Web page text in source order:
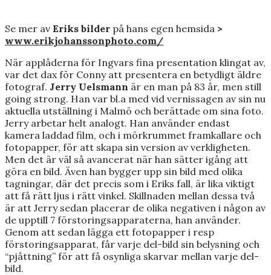
Se mer av Eriks bilder på hans egen hemsida >
www.erikjohanssonphoto.com/
När applåderna för Ingvars fina presentation klingat av,
var det dax för Conny att presentera en betydligt äldre
fotograf. Jerry Uelsmann är en man på 83 år, men still
going strong. Han var bl.a med vid vernissagen av sin nu
aktuella utställning i Malmö och berättade om sina foto.
Jerry arbetar helt analogt. Han använder endast
kamera laddad film, och i mörkrummet framkallare och
fotopapper, för att skapa sin version av verkligheten.
Men det är väl så avancerat när han sätter igång att
göra en bild. Även han bygger upp sin bild med olika
tagningar, där det precis som i Eriks fall, är lika viktigt
att få rätt ljus i rätt vinkel. Skillnaden mellan dessa två
är att Jerry sedan placerar de olika negativen i någon av
de upptill 7 förstoringsapparaterna, han använder.
Genom att sedan lägga ett fotopapper i resp
förstoringsapparat, får varje del-bild sin belysning och
“pjåttning” för att få osynliga skarvar mellan varje del-
bild.